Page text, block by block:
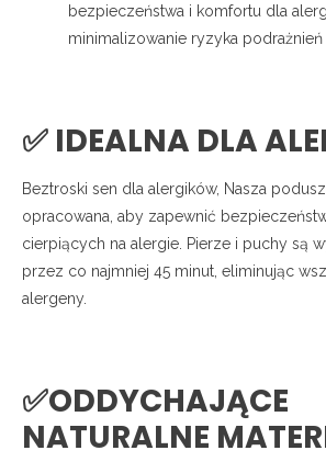
bezpieczeństwa i komfortu dla
minimalizowanie ryzyka podrażnień
✅ IDEALNA DLA
Beztroski sen dla alergików, Nasza
opracowana, aby zapewnić
cierpiących na alergie. Pierze i puchy są
przez co najmniej 45 minut, eliminując
alergeny.
✅ODDYCHAJĄCE
NATURALNE